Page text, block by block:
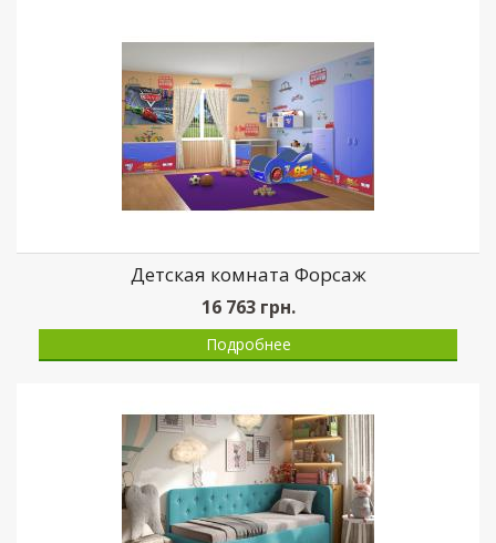
Детская комната Форсаж
16 763грн.
Подробнее